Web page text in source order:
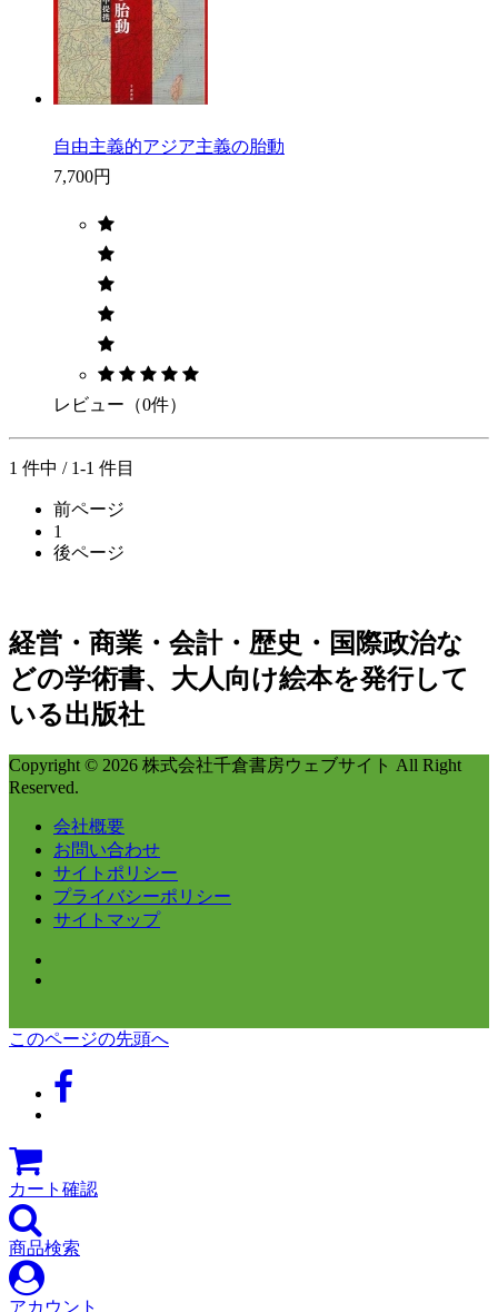
自由主義的アジア主義の胎動
7,700円
レビュー（0件）
1 件中 / 1-1 件目
前ページ
1
後ページ
経営・商業・会計・歴史・国際政治な
どの学術書、大人向け絵本を発行して
いる出版社
Copyright © 2026 株式会社千倉書房ウェブサイト All Right
Reserved.
会社概要
お問い合わせ
サイトポリシー
プライバシーポリシー
サイトマップ
このページの先頭へ
カート確認
商品検索
アカウント